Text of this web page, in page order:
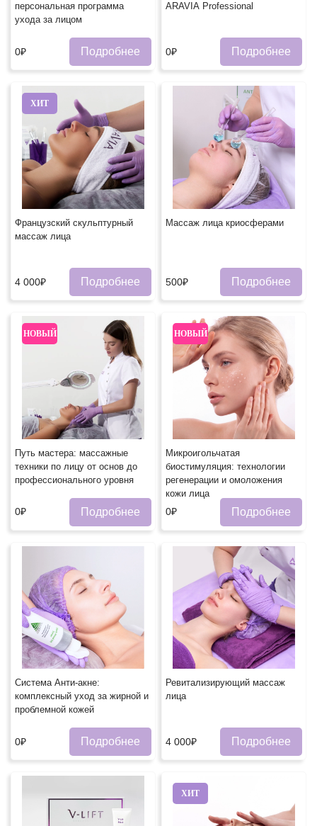
персональная программа
ухода за лицом
0₽ Подробнее
ARAVIA Professional
0₽ Подробнее
ХИТ
Французский скульптурный
массаж лица
4 000₽ Подробнее
Массаж лица криосферами
500₽ Подробнее
НОВЫЙ
Путь мастера: массажные
техники по лицу от основ до
профессионального уровня
0₽ Подробнее
НОВЫЙ
Микроигольчатая
биостимуляция: технологии
регенерации и омоложения
кожи лица
0₽ Подробнее
Система Анти-акне:
комплексный уход за жирной и
проблемной кожей
0₽ Подробнее
Ревитализирующий массаж
лица
4 000₽ Подробнее
ХИТ